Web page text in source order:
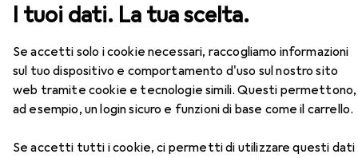
I tuoi dati. La tua scelta.
Se accetti solo i cookie necessari, raccogliamo informazioni
sul tuo dispositivo e comportamento d'uso sul nostro sito
web tramite cookie e tecnologie simili. Questi permettono,
ad esempio, un login sicuro e funzioni di base come il carrello.
Se accetti tutti i cookie, ci permetti di utilizzare questi dati
Piastra a parete / coperchio dell'interruttore
EUR
18,77
Bachmann
Piastra a parete / coperchio
dell'interruttore